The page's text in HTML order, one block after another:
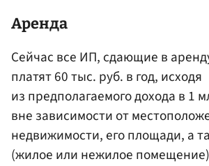
Аренда
Сейчас все ИП, сдающие в
платят 60 тыс. руб. в год, исходя
из предполагаемого дохода в 1
вне зависимости от
недвижимости, его площади, а
(жилое или нежилое